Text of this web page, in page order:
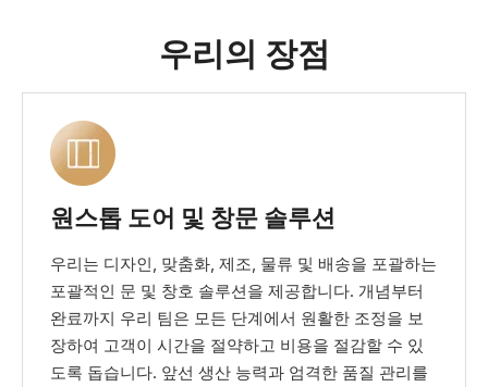
우리의 장점
원스톱 도어 및 창문 솔루션
우리는 디자인, 맞춤화, 제조, 물류 및 배송을 포괄하는
포괄적인 문 및 창호 솔루션을 제공합니다. 개념부터
완료까지 우리 팀은 모든 단계에서 원활한 조정을 보
장하여 고객이 시간을 절약하고 비용을 절감할 수 있
도록 돕습니다. 앞선 생산 능력과 엄격한 품질 관리를